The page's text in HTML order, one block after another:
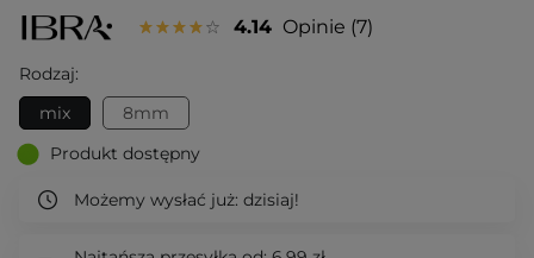
4.14 Opinie 7
Rodzaj:
mix
8mm
Produkt dostępny
Możemy wysłać już: dzisiaj!